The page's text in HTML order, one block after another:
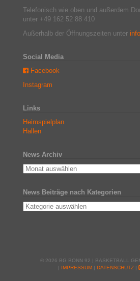
Telefonisch wie oben und außerdem
unter +49 162 52 88 410
Außerhalb der Öffnungszeiten unter
Social Media
Facebook
Instagram
Links
Heimspielplan
Hallen
News Archiv
News Beiträge nach Kategorien
© 2026 BG BONN 92 | BASKETBALL
| IMPRESSUM| DATENSCHUTZ|